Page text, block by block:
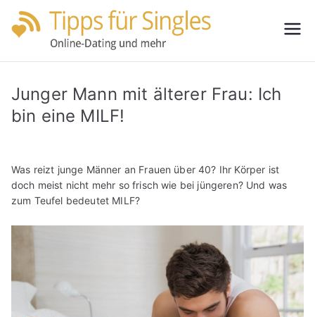
Zum
Inhalt
für
s
Junger Mann mit älterer Frau: Ich
bin eine MILF!
Was reizt junge Männer an Frauen über 40? Ihr Körper ist
doch meist nicht mehr so frisch wie bei jüngeren? Und was
zum Teufel bedeutet MILF?